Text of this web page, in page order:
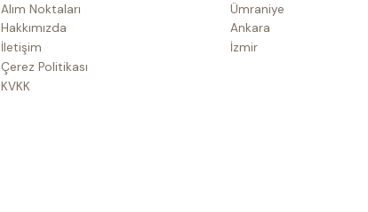
Alım Noktaları
Hakkımızda
İletişim
Çerez Politikası
KVKK
Ümraniye
Ankara
İzmir